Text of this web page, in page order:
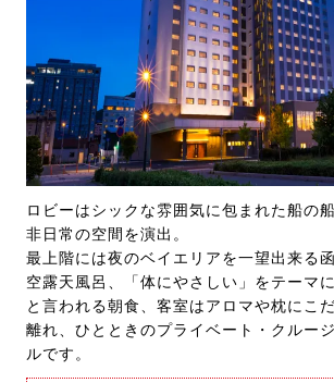
ロビーはシックな雰囲気に包まれた船の
非日常の空間を演出。
最上階には夜のベイエリアを一望出来る
空露天風呂、「体にやさしい」をテーマ
と言われる朝食、客室はアロマや枕にこ
離れ、ひとときのプライベート・クルー
ルです。